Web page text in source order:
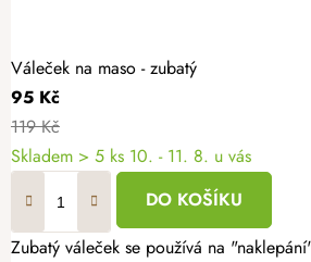
Váleček na maso - zubatý
95 Kč
119 Kč
Skladem > 5 ks 10. - 11. 8. u vás
DO KOŠÍKU
Zubatý váleček se používá na